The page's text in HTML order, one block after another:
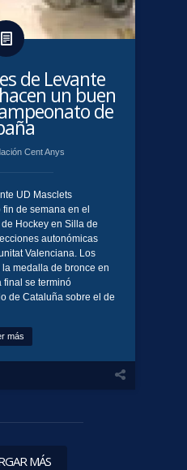
de Levante
un buen
de
Cent Anys
UD Masclets
de semana en el
Hockey en Silla de
autonómicas
Valenciana. Los
medalla de bronce en
final se terminó
de Cataluña sobre el de
más
MÁS